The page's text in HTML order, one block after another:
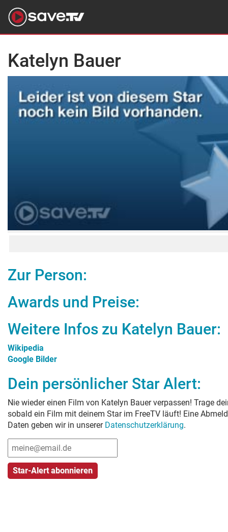
Katelyn Bauer
Zur Person:
Awards und Preise:
Weitere Infos zu Katelyn Bauer:
Wikipedia
Google Bilder
Dein persönlicher Star Alert:
Nie wieder einen Film von Katelyn Bauerverpassen! Trage
sobald ein Film mit deinem Star im FreeTV läuft! Eine
Daten geben wir in unserer Datenschutzerklärung.